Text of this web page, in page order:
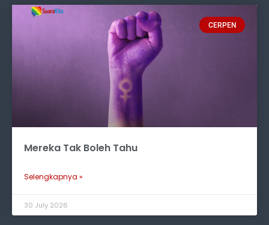
CERPEN
Mereka Tak Boleh Tahu
Selengkapnya »
30 July 2026